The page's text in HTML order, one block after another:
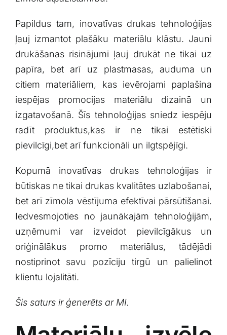
Papildus tam, inovatīvas drukas tehnoloģijas
ļauj izmantot⁢ plašāku materiālu klāstu. Jauni
drukāšanas risinājumi ļauj drukāt ne‍ tikai uz
papīra, bet arī ‌uz plastmasas,⁤ auduma un
citiem materiāliem, kas ⁤ievērojami paplašina
iespējas promocijas materiālu dizainā ​un
izgatavošanā. Šīs tehnoloģijas sniedz iespēju
⁢radīt produktus,kas ir ne tikai estētiski
pievilcīgi,bet arī funkcionāli un ilgtspējīgi.
Kopumā inovatīvas drukas tehnoloģijas ir⁢
būtiskas ne⁤ tikai drukas kvalitātes uzlabošanai,
bet arī zīmola vēstījuma efektīvai pārsūtīšanai.
Iedvesmojoties ‍no jaunākajām ⁣tehnoloģijām,
uzņēmumi var‌ izveidot pievilcīgākus un
oriģinālākus promo materiālus, tādējādi
nostiprinot savu pozīciju‌ tirgū un palielinot
klientu lojalitāti.
Šis saturs ir ģenerēts ar MI.